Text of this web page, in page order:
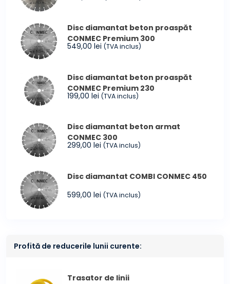
Disc diamantat beton proaspăt
CONMEC Premium 300
549,00 lei (TVA inclus)
Disc diamantat beton proaspăt
CONMEC Premium 230
199,00 lei (TVA inclus)
Disc diamantat beton armat
CONMEC 300
299,00 lei (TVA inclus)
Disc diamantat COMBI CONMEC 450
599,00 lei (TVA inclus)
Profită de reducerile lunii curente:
Trasator de linii